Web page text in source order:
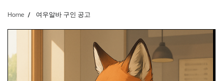
Home 여우알바 구인 공고